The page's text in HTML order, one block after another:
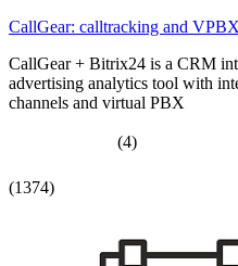
CallGear: calltracking and VPBX
CallGear + Bitrix24 is a CRM
advertising analytics tool with
channels and virtual PBX
(4)
(1374)